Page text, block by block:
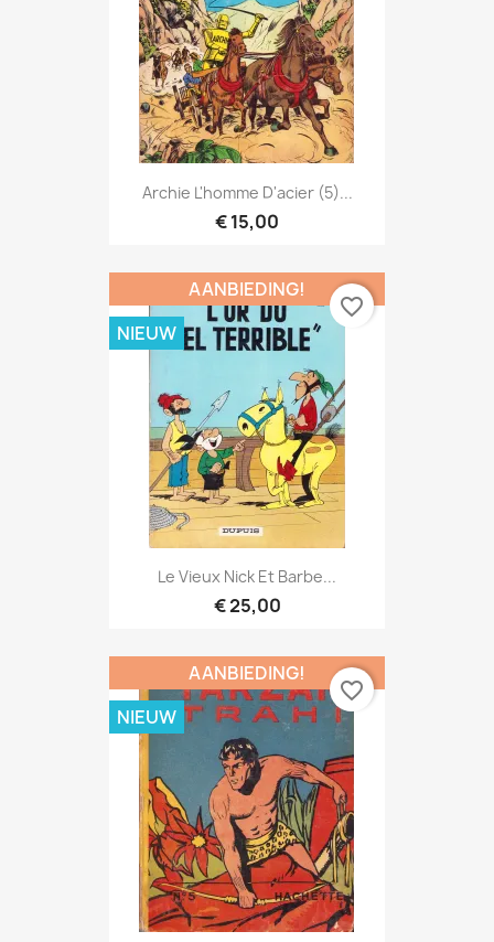
Archie L'homme D'acier (5)...
€ 15,00
Le Vieux Nick Et Barbe...
€ 25,00
AANBIEDING!
NIEUW
favorite_border
AANBIEDING!
NIEUW
favorite_border